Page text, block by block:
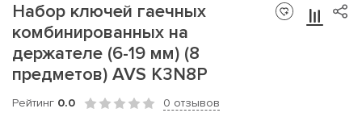
Набор ключей гаечных
комбинированных на
держателе (6-19 мм) (8
предметов) AVS K3N8P
Рейтинг 0.0 0 отзывов